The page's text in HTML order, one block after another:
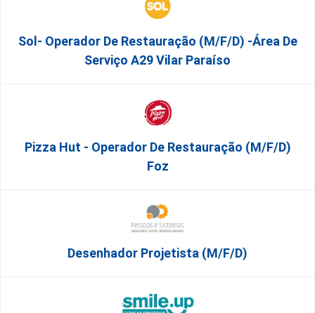
Sol- Operador De Restauração (m/f/d) -Área De
Serviço A29 Vilar Paraíso
Pizza Hut - Operador De Restauração (m/f/d)
Foz
Desenhador Projetista (m/f/d)